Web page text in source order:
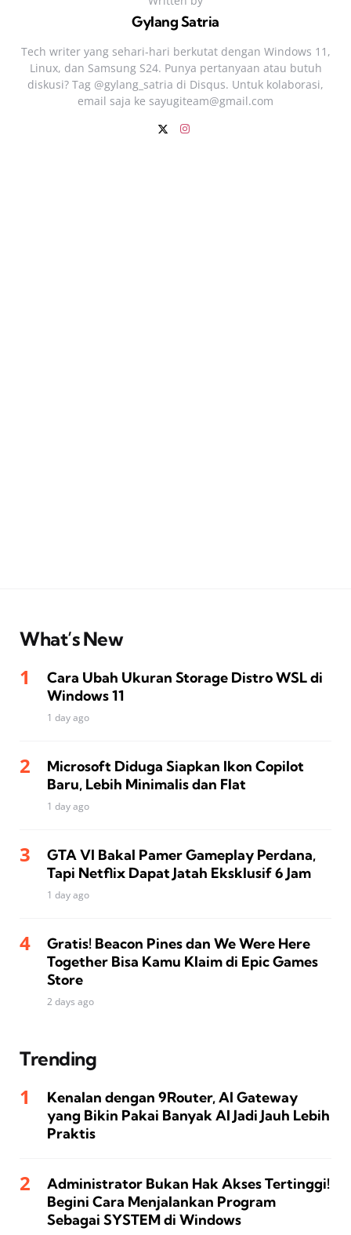
Gylang Satria
Tech writer yang sehari‑hari berkutat dengan Windows 11,
Linux, dan Samsung S24. Punya pertanyaan atau butuh
diskusi? Tag @gylang_satria di Disqus. Untuk kolaborasi,
email saja ke sayugiteam@gmail.com
What’s New
Cara Ubah Ukuran Storage Distro WSL di
Windows 11
1 day ago
Microsoft Diduga Siapkan Ikon Copilot
Baru, Lebih Minimalis dan Flat
1 day ago
GTA VI Bakal Pamer Gameplay Perdana,
Tapi Netflix Dapat Jatah Eksklusif 6 Jam
1 day ago
Gratis! Beacon Pines dan We Were Here
Together Bisa Kamu Klaim di Epic Games
Store
2 days ago
Trending
Kenalan dengan 9Router, AI Gateway
yang Bikin Pakai Banyak AI Jadi Jauh Lebih
Praktis
Administrator Bukan Hak Akses Tertinggi!
Begini Cara Menjalankan Program
Sebagai SYSTEM di Windows